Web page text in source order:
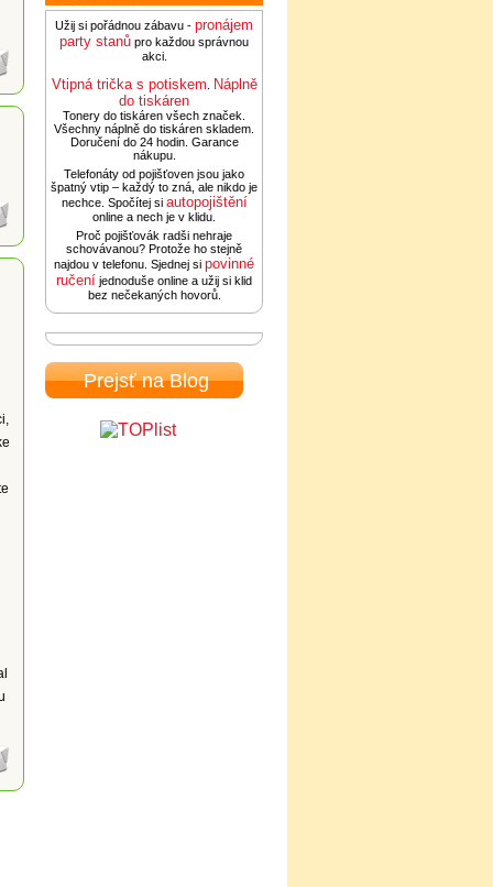
Užij si pořádnou zábavu - pronájem
party stanů pro každou správnou
akci.
Vtipná trička s potiskem Náplně
do tiskáren
Tonery do tiskáren všech značek.
Všechny náplně do tiskáren skladem.
Doručení do 24 hodin. Garance
nákupu.
Telefonáty od pojišťoven jsou jako
špatný vtip – každý to zná, ale nikdo je
nechce. Spočítej si autopojištění
online a nech je v klidu.
Proč pojišťovák radši nehraje
schovávanou? Protože ho stejně
najdou v telefonu. Sjednej si povinné
ručení jednoduše online a užij si klid
bez nečekaných hovorů.
Prejsť na Blog